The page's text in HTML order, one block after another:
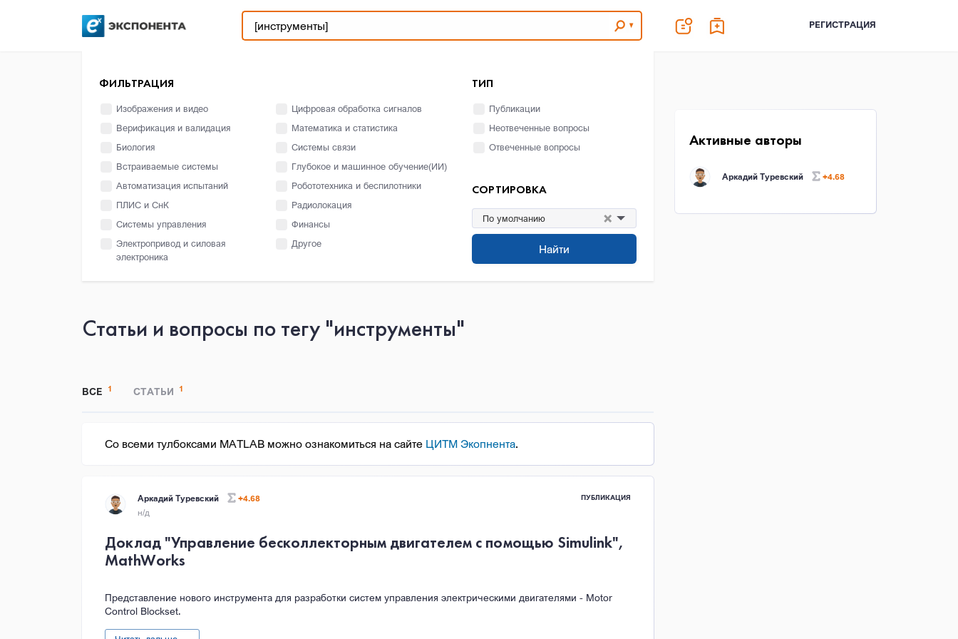
РЕГИСТРАЦИЯ
ФИЛЬТРАЦИЯ ТИП
Изображения и видео
Цифровая обработка сигналов
Верификация и валидация
Математика и статистика
Биология
Системы связи
Встраиваемые системы
Глубокое и машинное обучение(ИИ)
Автоматизация испытаний
Робототехника и беспилотники
ПЛИС и СнК
Радиолокация
Системы управления
Финансы
Электропривод и силовая
электроника
Другое
Публикации
Неотвеченные вопросы
Отвеченные вопросы
СОРТИРОВКА
По умолчанию ×
Найти
Статьи и вопросы по тегу "инструменты"
ВСЕ 1 СТАТЬИ 1
Со всеми тулбоксами MATLAB можно ознакомиться на сайте ЦИТМ Экопнента.
ПУБЛИКАЦИЯ
Аркадий Туревский
+4.68
н/д
Доклад "Управление бесколлекторным двигателем с помощью Simulink",
MathWorks
Представление нового инструмента для разработки систем управления электрическими двигателями - Motor
Control Blockset.
Активные авторы
Аркадий Туревский +4.68